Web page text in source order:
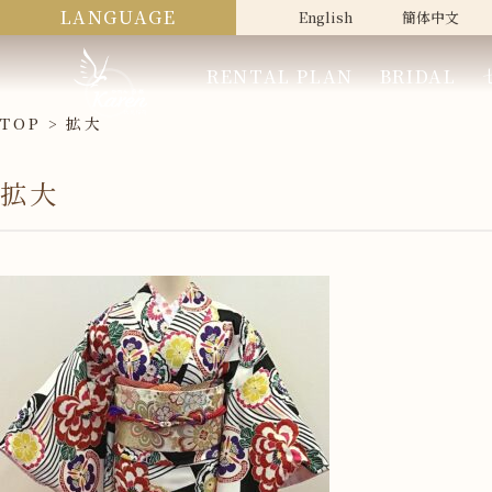
RENTAL PLAN BRIDAL
LANGUAGE English 簡体中文
TOP 拡大
拡大